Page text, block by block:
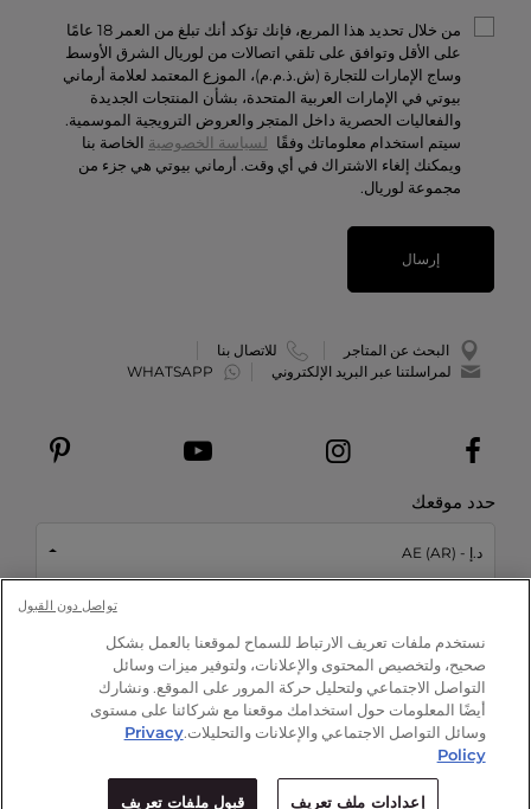
الشروط والأحكام
تواصل معنا
الوظائف
من خلال تحديد هذا المربع، فإنك تؤكد أنك تبلغ من العمر 18 عامًا
على الأقل وتوافق على تلقي اتصالات من لوريال الشرق الأوسط
وساج الإمارات للتجارة (ش.ذ.م.م)، الموزع المعتمد لعلامة أرماني
بيوتي في الإمارات العربية المتحدة، بشأن المنتجات الجديدة
والفعاليات الحصرية داخل المتجر والعروض الترويجية الموسمية.
سيتم استخدام معلوماتك وفقًا لسياسة الخصوصية الخاصة بنا
ويمكنك إلغاء الاشتراك في أي وقت. أرماني بيوتي هي جزء من
مجموعة لوريال.
إرسال
البحث عن المتاجر
للاتصال بنا
لمراسلتنا عبر البريد الإلكتروني
WHATSAPP
حدد موقعك
د.إ - AE (AR)
andTerms of Serviceapply.
© علامة أرماني بيوتي2026
نستخدم ملفات تعريف الارتباط للسماح لموقعنا بالعمل بشكل
صحيح، ولتخصيص المحتوى والإعلانات، ولتوفير ميزات وسائل
التواصل الاجتماعي ولتحليل حركة المرور على الموقع. ونشارك
أيضًا المعلومات حول استخدامك موقعنا مع شركائنا على مستوى
وسائل التواصل الاجتماعي والإعلانات والتحليلات.Privacy
Policy
إعدادات ملف تعريف قبول ملفات تعريف
تواصل دون القبول